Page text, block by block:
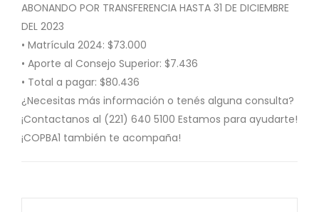
ABONANDO POR TRANSFERENCIA HASTA 31 DE DICIEMBRE
DEL 2023
• Matrícula 2024: $73.000
• Aporte al Consejo Superior: $7.436
• Total a pagar: $80.436
¿Necesitas más información o tenés alguna consulta?
¡Contactanos al (221) 640 5100 Estamos para ayudarte!
¡COPBA1 también te acompaña!